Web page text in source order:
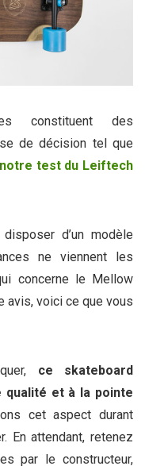
constituent des
de décision tel que
notre test du Leiftech
d’un modèle
ne viennent les
concerne le Mellow
avis, voici ce que vous
ce skateboard
et à la pointe
cet aspect durant
En attendant, retenez
par le constructeur,